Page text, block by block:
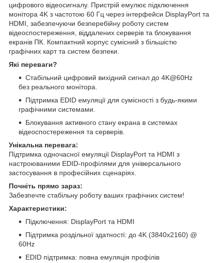
цифрового відеосигналу. Пристрій емулює підключення
монітора 4K з частотою 60 Гц через інтерфейси DisplayPort та
HDMI, забезпечуючи безперебійну роботу систем
відеоспостереження, віддалених серверів та блокування
екранів ПК. Компактний корпус сумісний з більшістю
графічних карт та систем безпеки.
Які переваги?
Стабільний цифровий вихідний сигнал до 4K@60Hz
без реального монітора.
Підтримка EDID емуляції для сумісності з будь-якими
графічними системами.
Блокування активного стану екрана в системах
відеоспостереження та серверів.
Унікальна перевага:
Підтримка одночасної емуляції DisplayPort та HDMI з
настроюваними EDID-профілями для універсального
застосування в професійних сценаріях.
Почніть прямо зараз:
Забезпечте стабільну роботу ваших графічних систем!
Характеристики:
Підключення: DisplayPort та HDMI
Підтримка роздільної здатності: до 4K (3840x2160) @
60Hz
EDID підтримка: повна емуляція профілів